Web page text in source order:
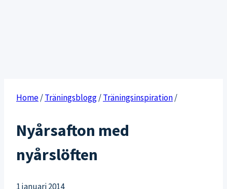
Home/Träningsblogg/Träningsinspiration/
Nyårsafton med
nyårslöften
1 januari 2014